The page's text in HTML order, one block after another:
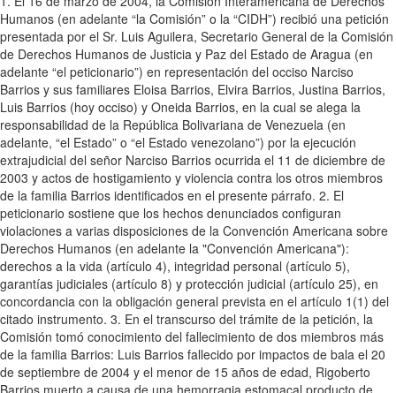
Humanos (en adelante “la Comisión” o la “CIDH”) recibió una petición
presentada por el Sr. Luis Aguilera, Secretario General de la Comisión
de Derechos Humanos de Justicia y Paz del Estado de Aragua (en
adelante “el peticionario”) en representación del occiso Narciso
Barrios y sus familiares Eloisa Barrios, Elvira Barrios, Justina Barrios,
Luis Barrios (hoy occiso) y Oneida Barrios, en la cual se alega la
responsabilidad de la República Bolivariana de Venezuela (en
adelante, “el Estado” o “el Estado venezolano”) por la ejecución
extrajudicial del señor Narciso Barrios ocurrida el 11 de diciembre de
2003 y actos de hostigamiento y violencia contra los otros miembros
de la familia Barrios identificados en el presente párrafo. 2. El
peticionario sostiene que los hechos denunciados configuran
violaciones a varias disposiciones de la Convención Americana sobre
Derechos Humanos (en adelante la "Convención Americana"):
derechos a la vida (artículo 4), integridad personal (artículo 5),
garantías judiciales (artículo 8) y protección judicial (artículo 25), en
concordancia con la obligación general prevista en el artículo 1(1) del
citado instrumento. 3. En el transcurso del trámite de la petición, la
Comisión tomó conocimiento del fallecimiento de dos miembros más
de la familia Barrios: Luis Barrios fallecido por impactos de bala el 20
de septiembre de 2004 y el menor de 15 años de edad, Rigoberto
Barrios muerto a causa de una hemorragia estomacal producto de